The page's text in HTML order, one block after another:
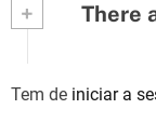
+ There
Tem de iniciar a